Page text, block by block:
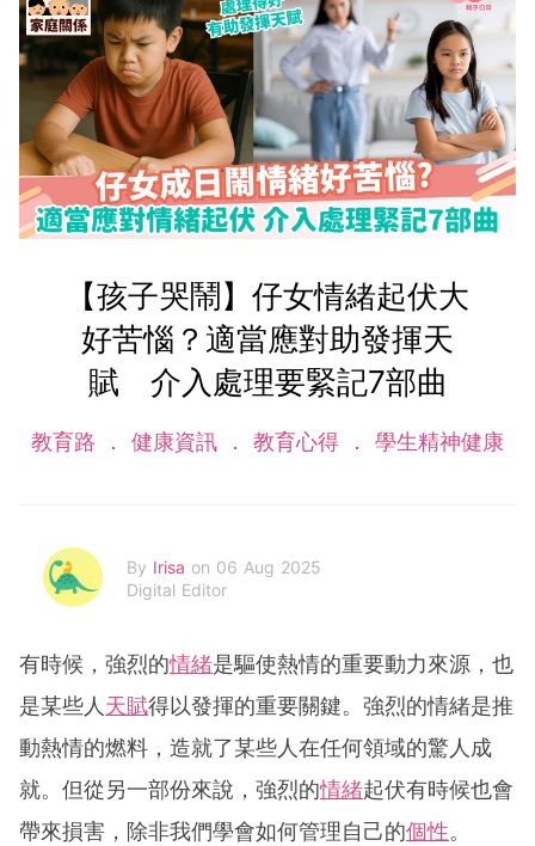
【孩子哭鬧】仔女情緒起伏大
好苦惱？適當應對助發揮天
賦 介入處理要緊記7部曲
教育路 健康資訊 教育心得 學生精神健康
By Irisa on 06 Aug 2025
Digital Editor
有時候，強烈的情緒是驅使熱情的重要動力來源，也
是某些人 天賦得以發揮的重要關鍵。強烈的情緒是推
動熱情的燃料，造就了某些人在任何領域的驚人成
就。但從另一部份來說，強烈的情緒起伏有時候也會
帶來損害，除非我們學會如何管理自己的個性。